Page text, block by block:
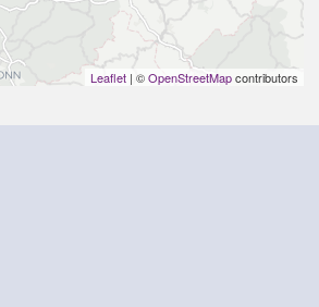
Leaflet | ©OpenStreetMapcontributors